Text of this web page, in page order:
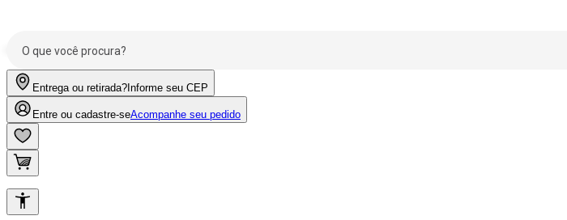
Entrega ou retirada? Informe seu CEP
Entre ou cadastre-seAcompanhe seu pedido